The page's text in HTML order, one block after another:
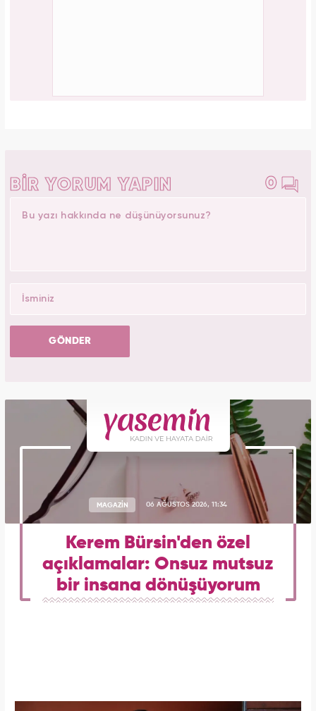
BİR YORUM YAPIN 0
GÖNDER
MAGAZİN 06 AĞUSTOS 2026, 11:34
Kerem Bürsin'den özel
açıklamalar: Onsuz mutsuz
bir insana dönüşüyorum